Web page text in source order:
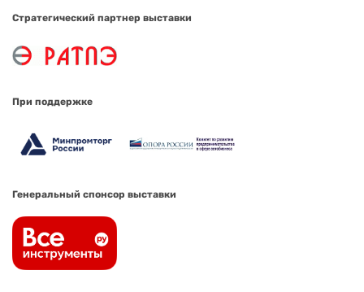
Стратегический партнер выставки
При поддержке
Генеральный спонсор выставки